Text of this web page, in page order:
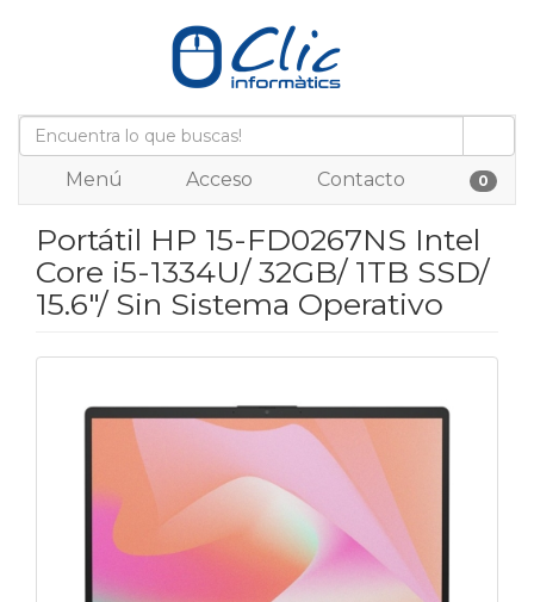
Menú Acceso Contacto 0
Portátil HP 15-FD0267NS Intel
Core i5-1334U/ 32GB/ 1TB SSD/
15.6"/ Sin Sistema Operativo